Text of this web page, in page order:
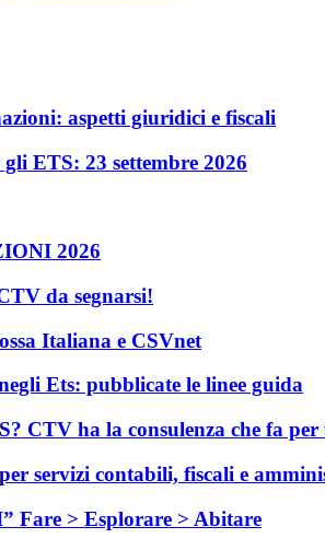
aspetti giuridici e fiscali
ETS: 23 settembre 2026
2026
da segnarsi!
Italiana e CSVnet
Ets: pubblicate le linee guida
CTV ha la consulenza che fa per
servizi contabili, fiscali e
Fare > Esplorare > Abitare